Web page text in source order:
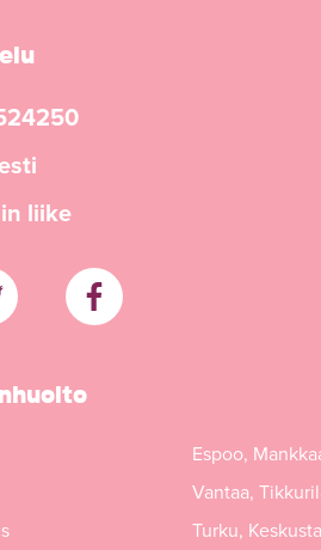
liike
Espoo,
Vantaa,
Turku, Keskusta